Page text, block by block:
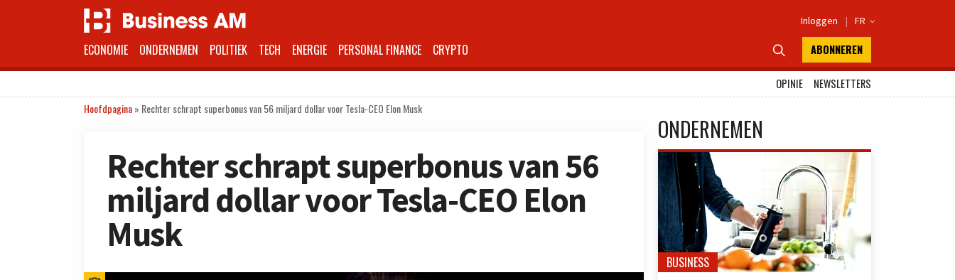
Inloggen | FR 
ECONOMIE ONDERNEMEN POLITIEK TECH ENERGIE PERSONAL FINANCE CRYPTO  ABONNEREN
OPINIE
NEWSLETTERS
Hoofdpagina» Rechter schrapt superbonus van 56 miljard dollar voor Tesla-CEO Elon Musk
Rechter schrapt superbonus van 56
miljard dollar voor Tesla-CEO Elon
Musk
ONDERNEMEN
BUSINESS